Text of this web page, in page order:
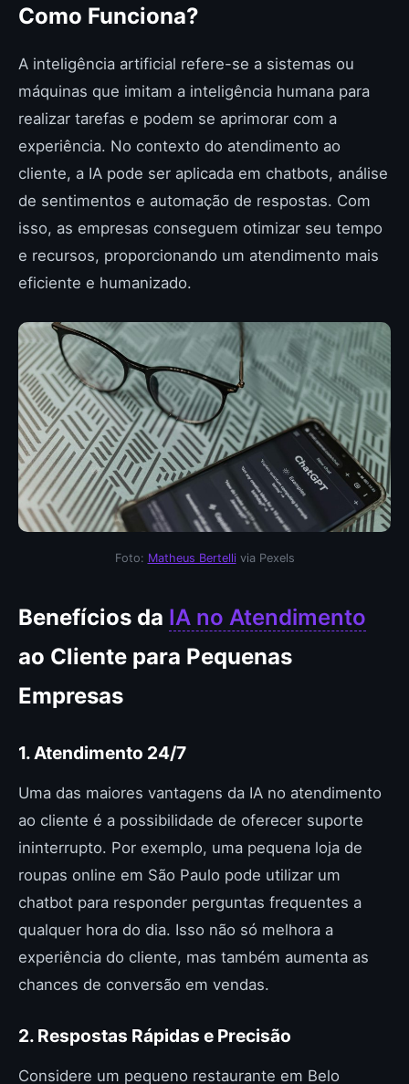
Como Funciona?
A inteligência artificial refere-se a sistemas ou
máquinas que imitam a inteligência humana para
realizar tarefas e podem se aprimorar com a
experiência. No contexto do atendimento ao
cliente, a IA pode ser aplicada em chatbots, análise
de sentimentos e automação de respostas. Com
isso, as empresas conseguem otimizar seu tempo
e recursos, proporcionando um atendimento mais
eficiente e humanizado.
Foto: Matheus Bertellivia Pexels
Benefícios da IA no Atendimento
ao Cliente para Pequenas
Empresas
1. Atendimento 24/7
Uma das maiores vantagens da IA no atendimento
ao cliente é a possibilidade de oferecer suporte
ininterrupto. Por exemplo, uma pequena loja de
roupas online em São Paulo pode utilizar um
chatbot para responder perguntas frequentes a
qualquer hora do dia. Isso não só melhora a
experiência do cliente, mas também aumenta as
chances de conversão em vendas.
2. Respostas Rápidas e Precisão
Considere um pequeno restaurante em Belo